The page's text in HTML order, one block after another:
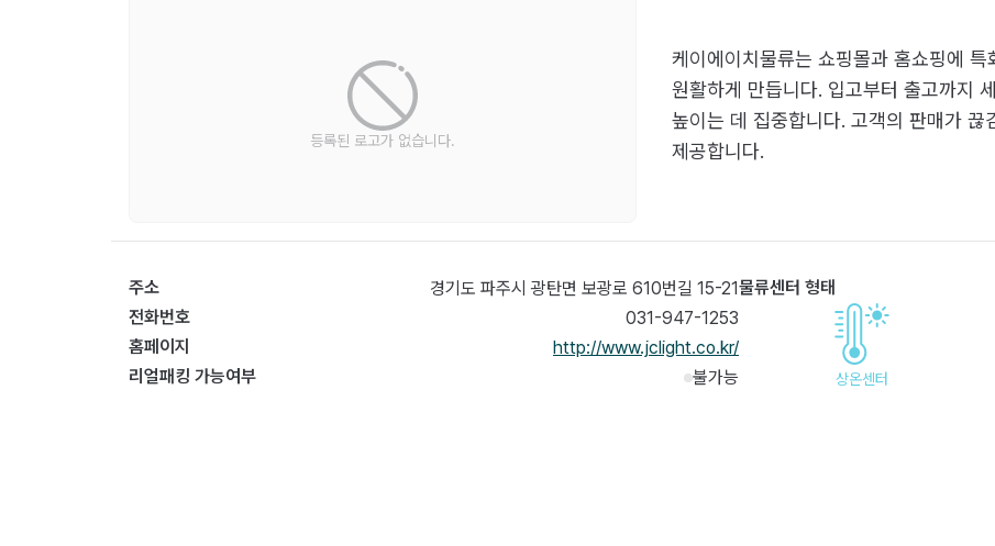
등록된 로고가 없습니다.
케이에이치물류는 쇼핑몰과 홈쇼핑에
원활하게 만듭니다. 입고부터 출고까지
높이는 데 집중합니다. 고객의 판매가
제공합니다.
주소
경기도 파주시 광탄면 보광로 610번길 15-21
전화번호
031-947-1253
홈페이지
http://www.jclight.co.kr/
리얼패킹 가능여부
불가능
물류센터 형태
상온센터